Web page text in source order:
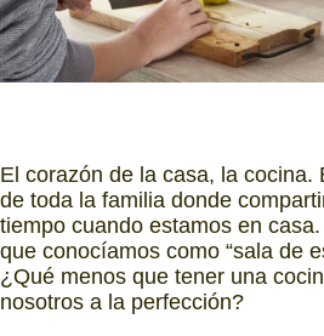
El corazón de la casa, la cocina.
de toda la familia donde
tiempo cuando estamos en
que conocíamos como “sala de
¿Qué menos que tener una
nosotros a la perfección?